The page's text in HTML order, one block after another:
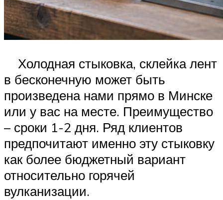
Холодная стыковка, склейка лент
в бесконечную может быть
произведена нами прямо в Минске
или у вас на месте. Преимущество
– сроки 1-2 дня. Ряд клиентов
предпочитают именно эту стыковку
как более бюджетный вариант
относительно горячей
вулканизации.